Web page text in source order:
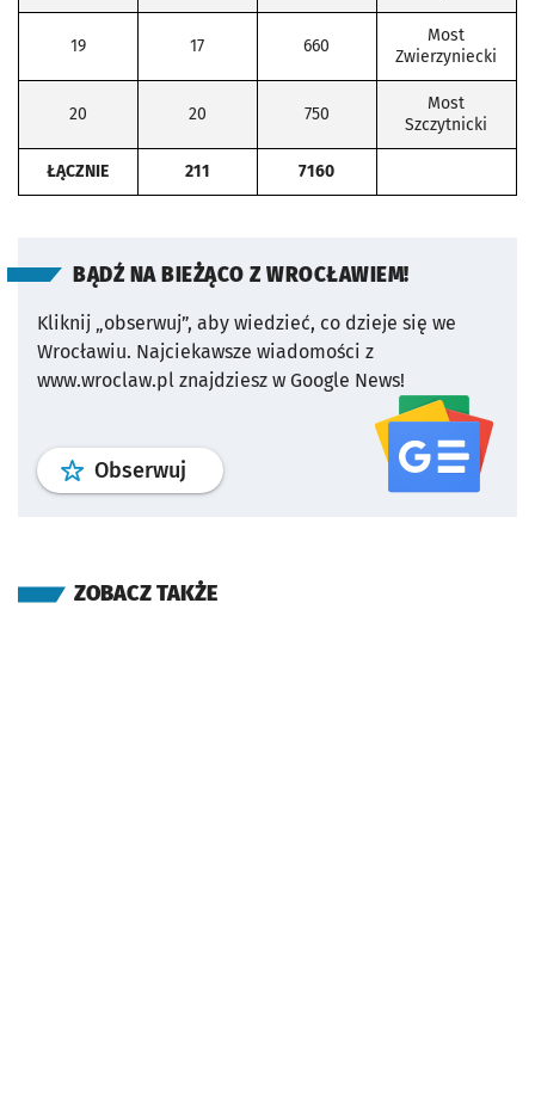
19 17 660
Most
Zwierzyniecki
20 20 750
Most
Szczytnicki
ŁĄCZNIE 211 7160
BĄDŹ NA BIEŻĄCO Z WROCŁAWIEM!
Kliknij „obserwuj”, aby wiedzieć, co dzieje się we
Wrocławiu. Najciekawsze wiadomości z
www.wroclaw.pl znajdziesz w Google News!
Obserwuj profil serwisu
ZOBACZ TAKŻE